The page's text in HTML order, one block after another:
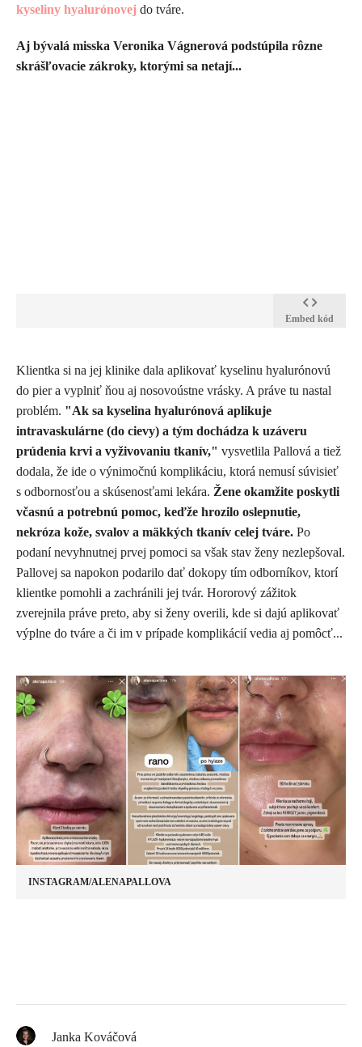
kyseliny hyalurónovej do tváre.
Aj bývalá misska Veronika Vágnerová podstúpila rôzne
skrášľovacie zákroky, ktorými sa netají...
Embed kód
​Klientka si na jej klinike dala aplikovať kyselinu hyalurónovú
do pier a vyplniť ňou aj nosovoústne vrásky. A práve tu nastal
problém. "Ak sa kyselina hyalurónová aplikuje
intravaskulárne (do cievy) a tým dochádza k uzáveru
prúdenia krvi a vyživovaniu tkanív," vysvetlila Pallová a tiež
dodala, že ide o výnimočnú komplikáciu, ktorá nemusí súvisieť
s odbornosťou a skúsenosťami lekára. Žene okamžite poskytli
včasnú a potrebnú pomoc, keďže hrozilo oslepnutie,
nekróza kože, svalov a mäkkých tkanív celej tváre. Po
podaní nevyhnutnej prvej pomoci sa však stav ženy nezlepšoval.
Pallovej sa napokon podarilo dať dokopy tím odborníkov, ktorí
klientke pomohli a zachránili jej tvár. Hororový zážitok
zverejnila práve preto, aby si ženy overili, kde si dajú aplikovať
výplne do tváre a či im v prípade komplikácií vedia aj pomôcť...
INSTAGRAM/ALENAPALLOVA
Janka Kováčová